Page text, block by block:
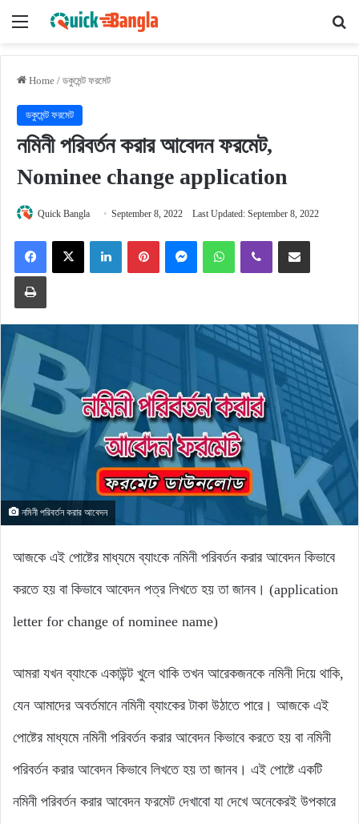
Menu
Home / ডকুমেন্ট ফরমেট
ডকুমেন্ট ফরমেট
নমিনী পরিবর্তন করার আবেদন ফরমেট,
Nominee change application
Quick Bangla September 8, 2022 Last Updated: September 8, 2022
FacebookX LinkedInPinterestMessengerWhatsAppViber Share via Email
Print
নমিনী পরিবর্তন করার আবেদন
আজকে এই পোষ্টের মাধ্যমে ব্যাংকে নমিনী পরিবর্তন করার আবেদন কিভাবে
করতে হয় বা কিভাবে আবেদন পত্র লিখতে হয় তা জানব। (application
letter for change of nominee name)
আমরা যখন ব্যাংকে একাউন্ট খুলে থাকি তখন আরেকজনকে নমিনী দিয়ে থাকি,
যেন আমাদের অবর্তমানে নমিনী ব্যাংকের টাকা উঠাতে পারে। আজকে এই
পোষ্টের মাধ্যমে নমিনী পরিবর্তন করার আবেদন কিভাবে করতে হয় বা নমিনী
পরিবর্তন করার আবেদন কিভাবে লিখতে হয় তা জানব। এই পোষ্টে একটি
নমিনী পরিবর্তন করার আবেদন ফরমেট দেখাবো যা দেখে অনেকেরই উপকারে